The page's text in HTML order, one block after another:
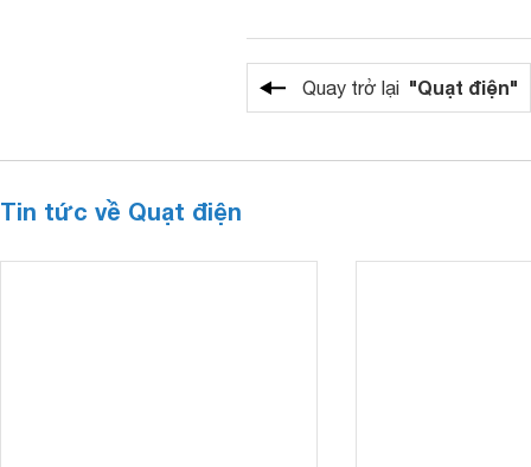
Quay trở lại "Quạt điện"
Tin tức về Quạt điện